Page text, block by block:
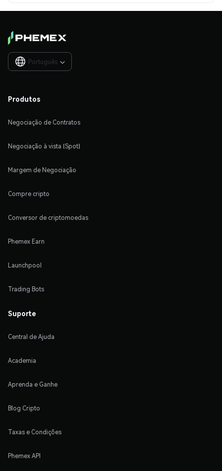
Português 
Produtos
Negociação de Contratos
Negociação à vista (Spot)
Margem de Negociação
Compre cripto
Conversor de criptomoedas
Phemex Earn
Launchpool
Trading Bots
Suporte
Central de Ajuda
Academia
Aprenda e Ganhe
Blog Cripto
Taxas e Condições
Phemex API